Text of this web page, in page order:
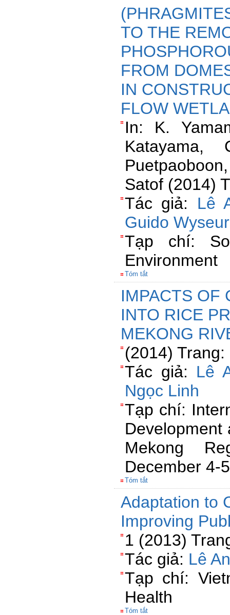
TO THE
FROM
IN
FLOW
In: K.
Katayama,
Satof (2014)
Tác giả: Lê
Guido
Tạp chí:
Environment
Tóm tắt
IMPACTS OF
INTO RICE
MEKONG
(2014) Trang:
Tác giả: Lê
Ngọc Linh
Tạp chí:
Development
Mekong
December 4-
Tóm tắt
Adaptation to
Improving
1 (2013)
Tác giả: Lê
Tạp chí:
Health
Tóm tắt